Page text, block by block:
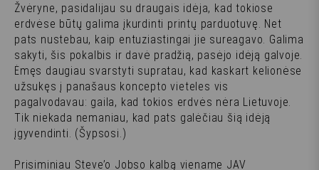
Žvėryne, pasidalijau su draugais idėja, kad tokiose
erdvėse būtų galima įkurdinti printų parduotuvę. Net
pats nustebau, kaip entuziastingai jie sureagavo. Galima
sakyti, šis pokalbis ir davė pradžią, pasėjo idėją galvoje.
Ėmęs daugiau svarstyti supratau, kad kaskart kelionėse
užsukęs į panašaus koncepto vieteles vis
pagalvodavau: gaila, kad tokios erdvės nėra Lietuvoje.
Tik niekada nemaniau, kad pats galėčiau šią idėją
įgyvendinti. (Šypsosi.)
Prisiminiau Steve’o Jobso kalbą viename JAV